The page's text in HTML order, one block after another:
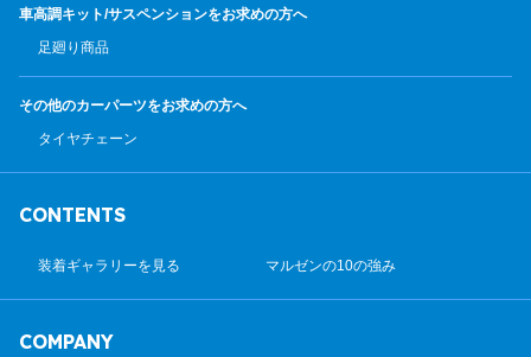
車高調キット/サスペンションをお求めの方へ
足廻り商品
その他のカーパーツをお求めの方へ
タイヤチェーン
CONTENTS
装着ギャラリーを見る マルゼンの10の強み
COMPANY